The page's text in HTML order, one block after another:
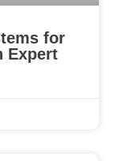
for
Expert